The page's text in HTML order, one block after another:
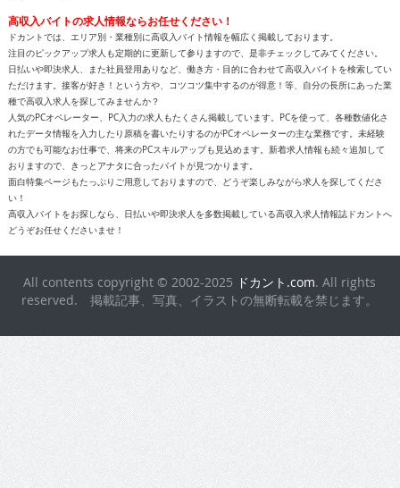
高収入バイトの求人情報ならお任せください！
ドカントでは、エリア別・業種別に高収入バイト情報を幅広く掲載しております。
注目のピックアップ求人も定期的に更新して参りますので、是非チェックしてみてください。
日払いや即決求人、また社員登用ありなど、働き方・目的に合わせて高収入バイトを検索してい
ただけます。接客が好き！という方や、コツコツ集中するのが得意！等、自分の長所にあった業
種で高収入求人を探してみませんか？
人気のPCオペレーター、PC入力の求人もたくさん掲載しています。PCを使って、各種数値化さ
れたデータ情報を入力したり原稿を書いたりするのがPCオペレーターの主な業務です。未経験
の方でも可能なお仕事で、将来のPCスキルアップも見込めます。新着求人情報も続々追加して
おりますので、きっとアナタに合ったバイトが見つかります。
面白特集ページもたっぷりご用意しておりますので、どうぞ楽しみながら求人を探してくださ
い！
高収入バイトをお探しなら、日払いや即決求人を多数掲載している高収入求人情報誌ドカントへ
どうぞお任せくださいませ！
All contents copyright © 2002-2025 ドカント.com. All rights
reserved. 掲載記事、写真、イラストの無断転載を禁じます。